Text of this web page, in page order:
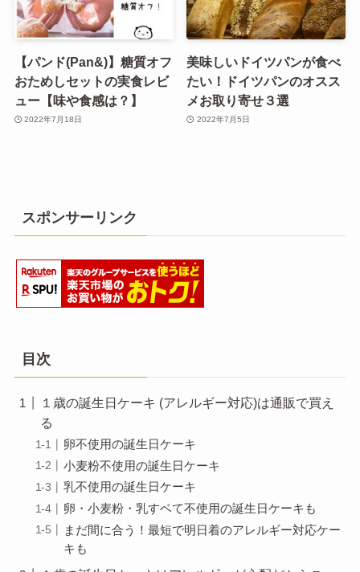
【パンド(Pan&)】糖質オフ
おためしセットの実食レビ
ュー【味や食感は？】
2022年7月18日
美味しいドイツパンが食べ
たい！ドイツパンのオスス
メお取り寄せ３選
2022年7月5日
スポンサーリンク
目次
１歳の誕生日ケーキ (アレルギー対応)は通販で買え
る
卵不使用の誕生日ケーキ
小麦粉不使用の誕生日ケーキ
乳不使用の誕生日ケーキ
卵・小麦粉・乳すベて不使用の誕生日ケーキも
まだ間に合う！最短で明日着のアレルギー対応ケー
キも